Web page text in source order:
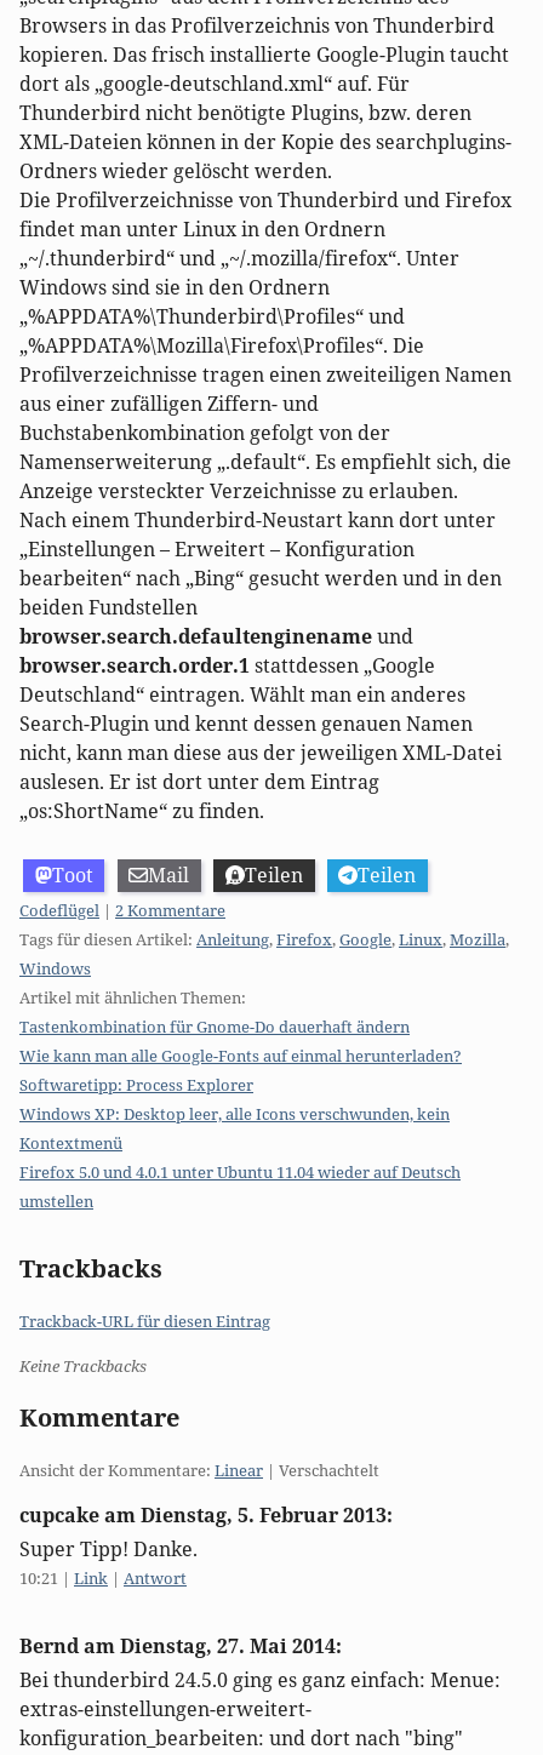
Browsers in das Profilverzeichnis von Thunderbird
kopieren. Das frisch installierte Google-Plugin taucht
dort als „google-deutschland.xml“ auf. Für
Thunderbird nicht benötigte Plugins, bzw. deren
XML-Dateien können in der Kopie des searchplugins-
Ordners wieder gelöscht werden.
Die Profilverzeichnisse von Thunderbird und Firefox
findet man unter Linux in den Ordnern
„~/.thunderbird“ und „~/.mozilla/firefox“. Unter
Windows sind sie in den Ordnern
„%APPDATA%\Thunderbird\Profiles“ und
„%APPDATA%\Mozilla\Firefox\Profiles“. Die
Profilverzeichnisse tragen einen zweiteiligen Namen
aus einer zufälligen Ziffern- und
Buchstabenkombination gefolgt von der
Namenserweiterung „.default“. Es empfiehlt sich, die
Anzeige versteckter Verzeichnisse zu erlauben.
Nach einem Thunderbird-Neustart kann dort unter
„Einstellungen – Erweitert – Konfiguration
bearbeiten“ nach „Bing“ gesucht werden und in den
beiden Fundstellen
browser.search.defaultenginenameund
browser.search.order.1stattdessen „Google
Deutschland“ eintragen. Wählt man ein anderes
Search-Plugin und kennt dessen genauen Namen
nicht, kann man diese aus der jeweiligen XML-Datei
auslesen. Er ist dort unter dem Eintrag
„os:ShortName“ zu finden.
Toot Mail Teilen Teilen
Kategorien:
Codeflügel | 2 Kommentare
Tags für diesen Artikel: Anleitung,Firefox,Google,Linux,Mozilla,
Windows
Artikel mit ähnlichen Themen:
Tastenkombination für Gnome-Do dauerhaft ändern
Wie kann man alle Google-Fonts auf einmal herunterladen?
Softwaretipp: Process Explorer
Windows XP: Desktop leer, alle Icons verschwunden, kein
Kontextmenü
Firefox 5.0 und 4.0.1 unter Ubuntu 11.04 wieder auf Deutsch
umstellen
Trackbacks
Trackback-URL für diesen Eintrag
Keine Trackbacks
Kommentare
Ansicht der Kommentare: Linear | Verschachtelt
cupcake amDienstag, 5. Februar 2013:
Super Tipp! Danke.
10:21 | Link | Antwort
Bernd amDienstag, 27. Mai 2014:
Bei thunderbird 24.5.0 ging es ganz einfach: Menue:
extras-einstellungen-erweitert-
konfiguration_bearbeiten: und dort nach "bing"